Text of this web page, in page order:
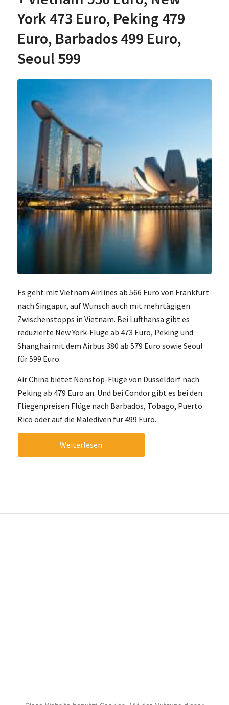
York 473 Euro, Peking 479
Euro, Barbados 499 Euro,
Seoul 599
Es geht mit Vietnam Airlines ab 566 Euro von Frankfurt
nach Singapur, auf Wunsch auch mit mehrtägigen
Zwischenstopps in Vietnam. Bei Lufthansa gibt es
reduzierte New York-Flüge ab 473 Euro, Peking und
Shanghai mit dem Airbus 380 ab 579 Euro sowie Seoul
für 599 Euro.
Air China bietet Nonstop-Flüge von Düsseldorf nach
Peking ab 479 Euro an. Und bei Condor gibt es bei den
Fliegenpreisen Flüge nach Barbados, Tobago, Puerto
Rico oder auf die Malediven für 499 Euro.
Weiterlesen